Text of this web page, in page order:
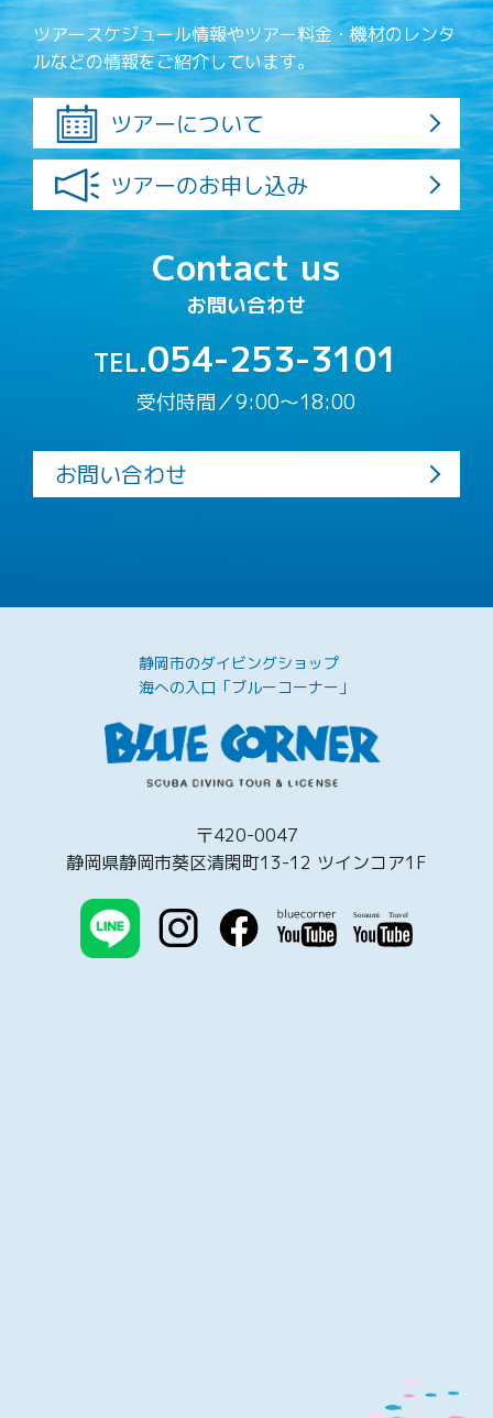
ツアースケジュール情報やツアー料金・機材のレンタ
ルなどの情報をご紹介しています。
ツアーについて
ツアーのお申し込み
Contact us
お問い合わせ
TEL.054-253-3101
受付時間／9:00〜18:00
お問い合わせ
静岡市のダイビングショップ
海への入口「ブルーコーナー」
〒420-0047
静岡県静岡市葵区清閑町13-12 ツインコア1F